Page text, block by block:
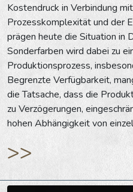
Kostendruck in Verbindung
Prozesskomplexität und der
prägen heute die Situation in
Sonderfarben wird dabei zu
Produktionsprozess,
Begrenzte Verfügbarkeit,
die Tatsache, dass die
zu Verzögerungen,
hohen Abhängigkeit von
>>